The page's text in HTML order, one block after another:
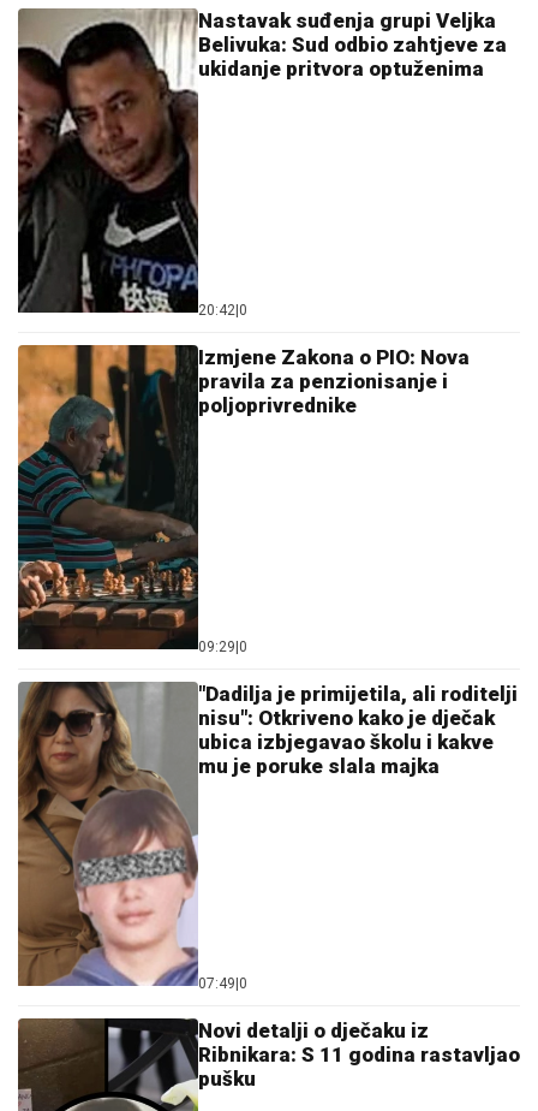
Nastavak suđenja grupi Veljka
Belivuka: Sud odbio zahtjeve za
ukidanje pritvora optuženima
20:42 0
Izmjene Zakona o PIO: Nova
pravila za penzionisanje i
poljoprivrednike
09:29 0
"Dadilja je primijetila, ali roditelji
nisu": Otkriveno kako je dječak
ubica izbjegavao školu i kakve
mu je poruke slala majka
07:49 0
Novi detalji o d‌ječaku iz
Ribnikara: S 11 godina rastavljao
pušku